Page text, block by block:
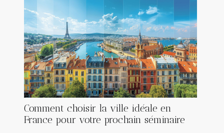
Comment choisir la ville idéale en
France pour votre prochain séminaire